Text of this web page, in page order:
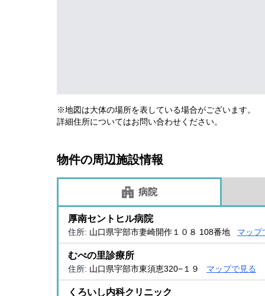
※地図は大体の場所を表している場合がございます。
詳細住所についてはお問い合わせください。
物件の周辺施設情報
病院
厚南セントヒル病院
住所: 山口県宇部市妻崎開作１０８ 108番地 マップ
むべの里診療所
住所: 山口県宇部市東須恵320−１９ マップで見る
くろいし内科クリニック